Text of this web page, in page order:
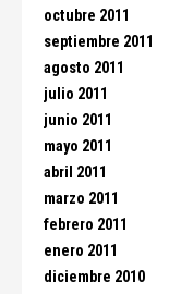
octubre 2011
septiembre 2011
agosto 2011
julio 2011
junio 2011
mayo 2011
abril 2011
marzo 2011
febrero 2011
enero 2011
diciembre 2010